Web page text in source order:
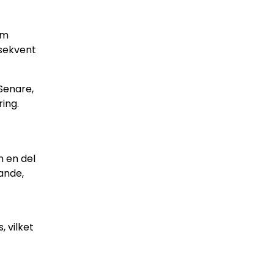
en del
vilket